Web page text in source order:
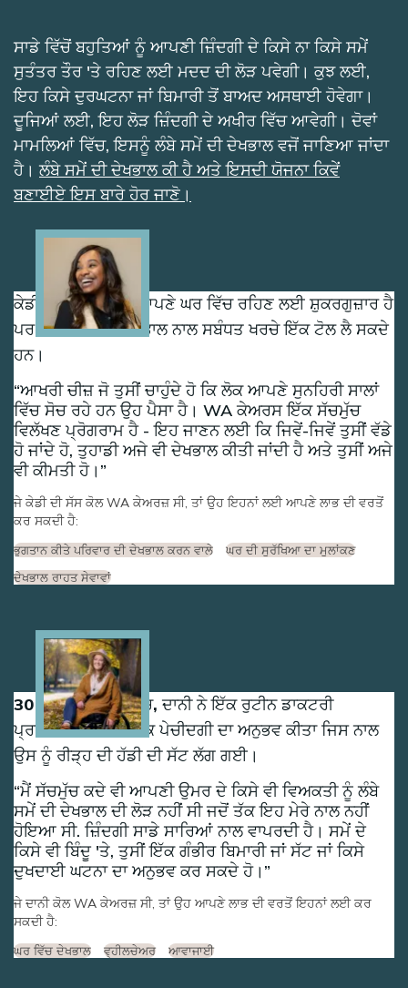
ਸਾਡੇ ਵਿੱਚੋਂ ਬਹੁਤਿਆਂ ਨੂੰ ਆਪਣੀ ਜ਼ਿੰਦਗੀ ਦੇ ਕਿਸੇ ਨਾ ਕਿਸੇ ਸਮੇਂ
ਸੁਤੰਤਰ ਤੌਰ 'ਤੇ ਰਹਿਣ ਲਈ ਮਦਦ ਦੀ ਲੋੜ ਪਵੇਗੀ। ਕੁਝ ਲਈ,
ਇਹ ਕਿਸੇ ਦੁਰਘਟਨਾ ਜਾਂ ਬਿਮਾਰੀ ਤੋਂ ਬਾਅਦ ਅਸਥਾਈ ਹੋਵੇਗਾ।
ਦੂਜਿਆਂ ਲਈ, ਇਹ ਲੋੜ ਜ਼ਿੰਦਗੀ ਦੇ ਅਖੀਰ ਵਿੱਚ ਆਵੇਗੀ। ਦੋਵਾਂ
ਮਾਮਲਿਆਂ ਵਿੱਚ, ਇਸਨੂੰ ਲੰਬੇ ਸਮੇਂ ਦੀ ਦੇਖਭਾਲ ਵਜੋਂ ਜਾਣਿਆ ਜਾਂਦਾ
ਹੈ। ਲੰਬੇ ਸਮੇਂ ਦੀ ਦੇਖਭਾਲ ਕੀ ਹੈ ਅਤੇ ਇਸਦੀ ਯੋਜਨਾ ਕਿਵੇਂ
ਬਣਾਈਏ ਇਸ ਬਾਰੇ ਹੋਰ ਜਾਣੋ।
ਕੇਡੀ ਆਪਣੀ ਸੱਸ ਨੂੰ ਆਪਣੇ ਘਰ ਵਿੱਚ ਰਹਿਣ ਲਈ ਸ਼ੁਕਰਗੁਜ਼ਾਰ ਹੈ
ਪਰ ਕਹਿੰਦਾ ਹੈ ਕਿ ਦੇਖਭਾਲ ਨਾਲ ਸਬੰਧਤ ਖਰਚੇ ਇੱਕ ਟੋਲ ਲੈ ਸਕਦੇ
ਹਨ।
ਆਖਰੀ ਚੀਜ਼ ਜੋ ਤੁਸੀਂ ਚਾਹੁੰਦੇ ਹੋ ਕਿ ਲੋਕ ਆਪਣੇ ਸੁਨਹਿਰੀ ਸਾਲਾਂ
ਵਿੱਚ ਸੋਚ ਰਹੇ ਹਨ ਉਹ ਪੈਸਾ ਹੈ। WA ਕੇਅਰਸ ਇੱਕ ਸੱਚਮੁੱਚ
ਵਿਲੱਖਣ ਪ੍ਰੋਗਰਾਮ ਹੈ - ਇਹ ਜਾਣਨ ਲਈ ਕਿ ਜਿਵੇਂ-ਜਿਵੇਂ ਤੁਸੀਂ ਵੱਡੇ
ਹੋ ਜਾਂਦੇ ਹੋ, ਤੁਹਾਡੀ ਅਜੇ ਵੀ ਦੇਖਭਾਲ ਕੀਤੀ ਜਾਂਦੀ ਹੈ ਅਤੇ ਤੁਸੀਂ ਅਜੇ
ਵੀ ਕੀਮਤੀ ਹੋ।
ਜੇ ਕੇਡੀ ਦੀ ਸੱਸ ਕੋਲ WA ਕੇਅਰਜ਼ ਸੀ, ਤਾਂ ਉਹ ਇਹਨਾਂ ਲਈ ਆਪਣੇ ਲਾਭ ਦੀ ਵਰਤੋਂ
ਕਰ ਸਕਦੀ ਹੈ:
ਭੁਗਤਾਨ ਕੀਤੇ ਪਰਿਵਾਰ ਦੀ ਦੇਖਭਾਲ ਕਰਨ ਵਾਲੇ
ਘਰ ਦੀ ਸੁਰੱਖਿਆ ਦਾ ਮੁਲਾਂਕਣ
ਦੇਖਭਾਲ ਰਾਹਤ ਸੇਵਾਵਾਂ
Image
30 ਸਾਲ ਦੀ ਉਮਰ ਵਿੱਚ, ਦਾਨੀ ਨੇ ਇੱਕ ਰੁਟੀਨ ਡਾਕਟਰੀ
ਪ੍ਰਕਿਰਿਆ ਦੌਰਾਨ ਇੱਕ ਪੇਚੀਦਗੀ ਦਾ ਅਨੁਭਵ ਕੀਤਾ ਜਿਸ ਨਾਲ
ਉਸ ਨੂੰ ਰੀੜ੍ਹ ਦੀ ਹੱਡੀ ਦੀ ਸੱਟ ਲੱਗ ਗਈ।
ਮੈਂ ਸੱਚਮੁੱਚ ਕਦੇ ਵੀ ਆਪਣੀ ਉਮਰ ਦੇ ਕਿਸੇ ਵੀ ਵਿਅਕਤੀ ਨੂੰ ਲੰਬੇ
ਸਮੇਂ ਦੀ ਦੇਖਭਾਲ ਦੀ ਲੋੜ ਨਹੀਂ ਸੀ ਜਦੋਂ ਤੱਕ ਇਹ ਮੇਰੇ ਨਾਲ ਨਹੀਂ
ਹੋਇਆ ਸੀ. ਜ਼ਿੰਦਗੀ ਸਾਡੇ ਸਾਰਿਆਂ ਨਾਲ ਵਾਪਰਦੀ ਹੈ। ਸਮੇਂ ਦੇ
ਕਿਸੇ ਵੀ ਬਿੰਦੂ 'ਤੇ, ਤੁਸੀਂ ਇੱਕ ਗੰਭੀਰ ਬਿਮਾਰੀ ਜਾਂ ਸੱਟ ਜਾਂ ਕਿਸੇ
ਦੁਖਦਾਈ ਘਟਨਾ ਦਾ ਅਨੁਭਵ ਕਰ ਸਕਦੇ ਹੋ।
ਜੇ ਦਾਨੀ ਕੋਲ WA ਕੇਅਰਜ਼ ਸੀ, ਤਾਂ ਉਹ ਆਪਣੇ ਲਾਭ ਦੀ ਵਰਤੋਂ ਇਹਨਾਂ ਲਈ ਕਰ
ਸਕਦੀ ਹੈ:
ਘਰ ਵਿੱਚ ਦੇਖਭਾਲ ਵ੍ਹੀਲਚੇਅਰ ਆਵਾਜਾਈ
Image